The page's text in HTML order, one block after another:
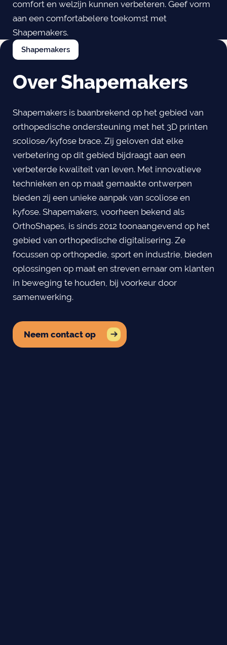
comfort en welzijn kunnen verbeteren. Geef vorm
aan een comfortabelere toekomst met
Shapemakers.
Shapemakers
Over Shapemakers
Shapemakers is baanbrekend op het gebied van
orthopedische ondersteuning met het 3D printen
scoliose/kyfose brace. Zij geloven dat elke
verbetering op dit gebied bijdraagt aan een
verbeterde kwaliteit van leven. Met innovatieve
technieken en op maat gemaakte ontwerpen
bieden zij een unieke aanpak van scoliose en
kyfose. Shapemakers, voorheen bekend als
OrthoShapes, is sinds 2012 toonaangevend op het
gebied van orthopedische digitalisering. Ze
focussen op orthopedie, sport en industrie, bieden
oplossingen op maat en streven ernaar om klanten
in beweging te houden, bij voorkeur door
samenwerking.
Neem contact op